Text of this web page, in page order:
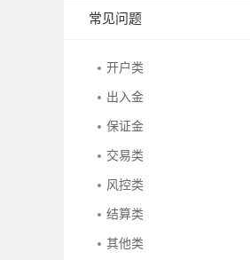
常见问题
开户类
出入金
保证金
交易类
风控类
结算类
其他类